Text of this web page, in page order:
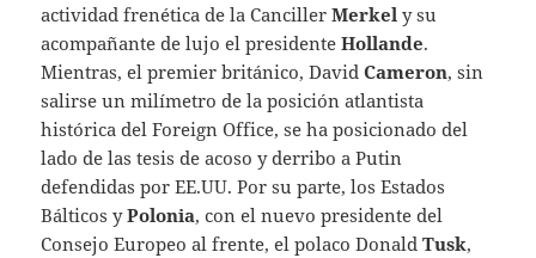
actividad frenética de la CancillerMerkel y su
acompañante de lujo el presidenteHollande.
Mientras, el premier británico, DavidCameron, sin
salirse un milímetro de la posición atlantista
histórica del Foreign Office, se ha posicionado del
lado de las tesis de acoso y derribo a Putin
defendidas por EE.UU. Por su parte, los Estados
Bálticos yPolonia, con el nuevo presidente del
Consejo Europeo al frente, el polaco DonaldTusk,